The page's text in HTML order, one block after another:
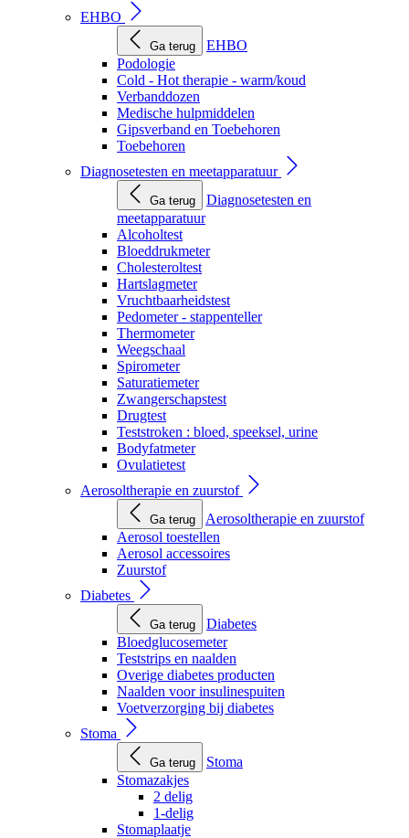
EHBO
Ga terug
EHBO
Podologie
Cold - Hot therapie - warm/koud
Verbanddozen
Medische hulpmiddelen
Gipsverband en Toebehoren
Toebehoren
Diagnosetesten en meetapparatuur
Ga terug
Diagnosetesten en
meetapparatuur
Alcoholtest
Bloeddrukmeter
Cholesteroltest
Hartslagmeter
Vruchtbaarheidstest
Pedometer - stappenteller
Thermometer
Weegschaal
Spirometer
Saturatiemeter
Zwangerschapstest
Drugtest
Teststroken : bloed, speeksel, urine
Bodyfatmeter
Ovulatietest
Aerosoltherapie en zuurstof
Ga terug
Aerosoltherapie en zuurstof
Aerosol toestellen
Aerosol accessoires
Zuurstof
Diabetes
Ga terug
Diabetes
Bloedglucosemeter
Teststrips en naalden
Overige diabetes producten
Naalden voor insulinespuiten
Voetverzorging bij diabetes
Stoma
Ga terug
Stoma
Stomazakjes
2 delig
1-delig
Stomaplaatje